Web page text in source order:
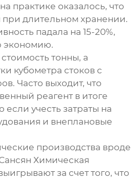
практике оказалось, что
при длительном хранении.
падала на 15-20%,
экономию.
тонны, а
кубометра стоков с
Часто выходит, что
реагент в итоге
учесть затраты на
и внеплановые
производства вроде
Химическая
за счет того, что